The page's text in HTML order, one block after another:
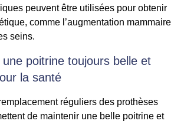
peuvent être utilisées pour obtenir
comme l’augmentation mammaire
seins.
poitrine toujours belle et
la santé
réguliers des prothèses
de maintenir une belle poitrine et